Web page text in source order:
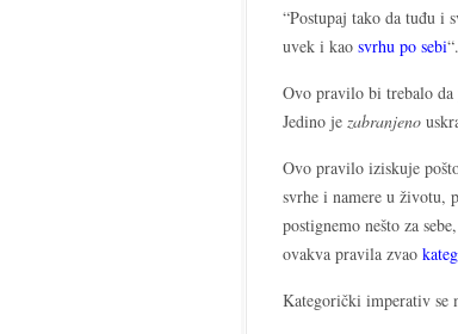
“Postupaj tako da tuđu i
uvek i kao svrhu po sebi“.
Ovo pravilo bi trebalo
Jedino je zabranjeno
Ovo pravilo iziskuje
svrhe i namere u životu,
postignemo nešto za
ovakva pravila zvao
Kategorički imperativ se